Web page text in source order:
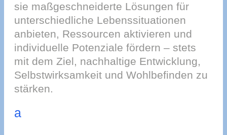
sie maßgeschneiderte Lösungen für
unterschiedliche Lebenssituationen
anbieten, Ressourcen aktivieren und
individuelle Potenziale fördern – stets
mit dem Ziel, nachhaltige Entwicklung,
Selbstwirksamkeit und Wohlbefinden zu
stärken.
a